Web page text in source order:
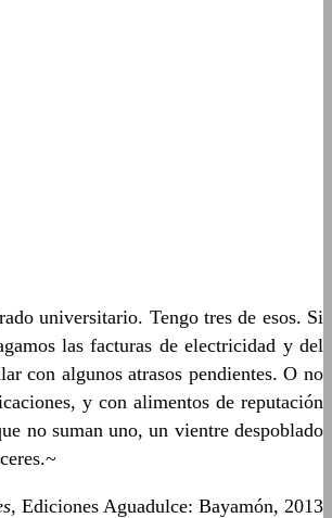
universitario. Tengo tres de esos. Si
las facturas de electricidad y del
con algunos atrasos pendientes. O no
y con alimentos de reputación
no suman uno, un vientre despoblado
, Ediciones Aguadulce: Bayamón, 2013